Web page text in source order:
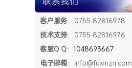
客户服务：0755-82816978
技术支持：0755-82816976
客服Q Q： 1048693667
电子邮箱：info@fuxinzn.com